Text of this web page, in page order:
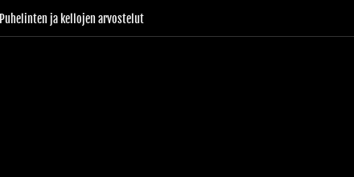
Puhelinten ja kellojen arvostelut